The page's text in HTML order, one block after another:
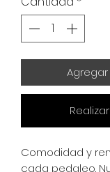
Comodidad y
cada pedaleo.